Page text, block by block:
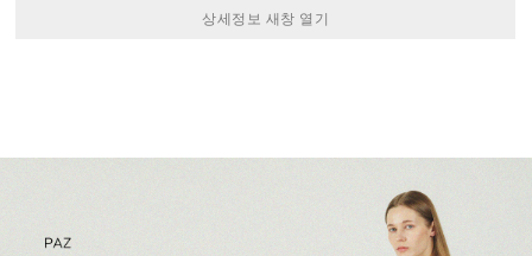
상세정보 새창 열기